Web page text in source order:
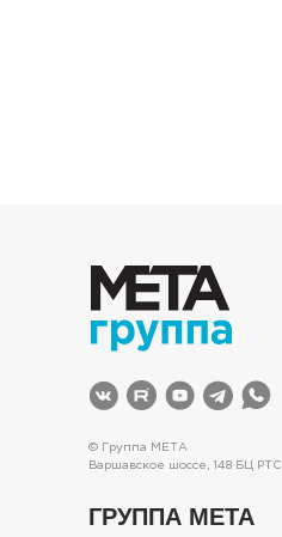
© Группа МЕТА
Варшавское шоссе, 148 БЦ РТС
ГРУППА МЕТА